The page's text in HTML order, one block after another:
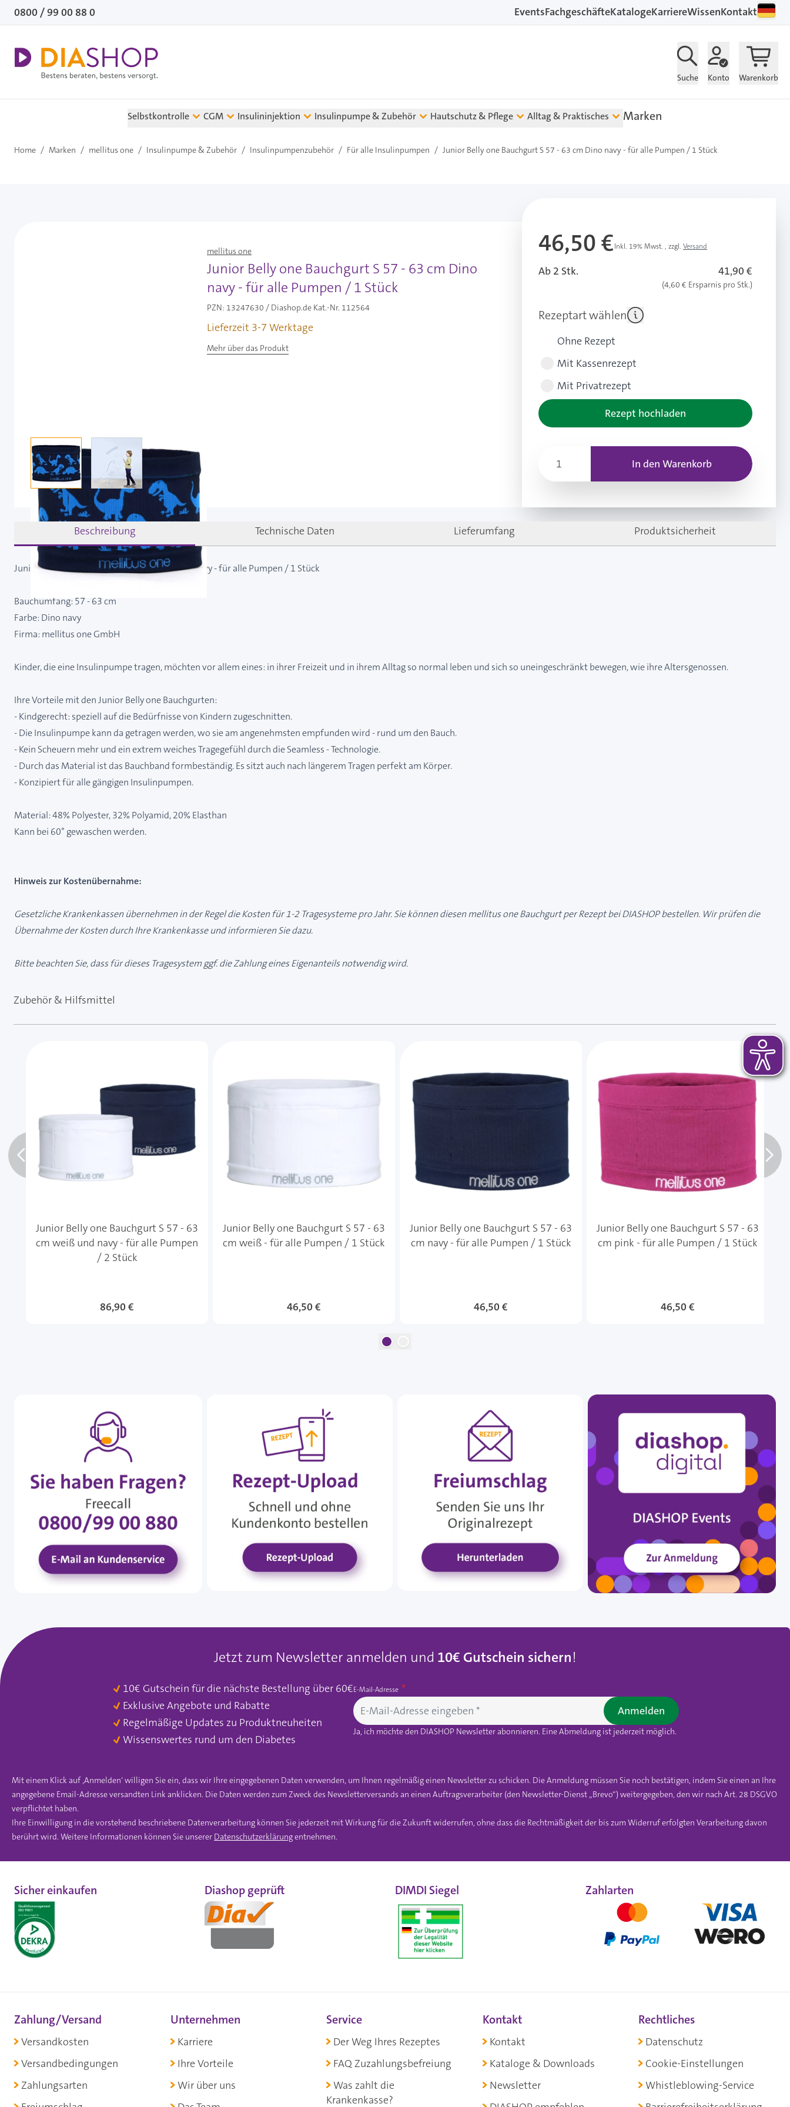
Direkt zum Inhalt
0800 / 99 00 88 0 EventsFachgeschäfteKatalogeKarriereWissenKontakt
Suche Konto Warenkorb
Selbstkontrolle CGM Insulininjektion Insulinpumpe & Zubehör Hautschutz & Pflege Alltag & Praktisches Marken
Home / Marken / mellitus one / Insulinpumpe & Zubehör / Insulinpumpenzubehör / Für alle Insulinpumpen / Junior Belly one Bauchgurt S 57 - 63 cm Dino navy - für alle Pumpen / 1 Stück
View larger imageView larger image
mellitus one
Junior Belly one Bauchgurt S 57 - 63 cm Dino
navy - für alle Pumpen / 1 Stück
PZN: 13247630 / Diashop.de Kat.-Nr. 112564
Lieferzeit 3-7 Werktage
Mehr über das Produkt
46,50 €Inkl. 19% Mwst. , zzgl. Versand
Ab 2 Stk. 41,90 €
(4,60 € Ersparnis pro Stk.)
Rezeptart wählen
Ohne Rezept
Mit Kassenrezept
Mit Privatrezept
Rezept hochladen
In den Warenkorb
Beschreibung Technische Daten Lieferumfang Produktsicherheit
Junior Belly one Bauchgurt S 57 - 63 cm Dino navy - für alle Pumpen / 1 Stück
Bauchumfang: 57 - 63 cm
Farbe: Dino navy
Firma: mellitus one GmbH
Kinder, die eine Insulinpumpe tragen, möchten vor allem eines: in ihrer Freizeit und in ihrem Alltag so normal leben und sich so uneingeschränkt bewegen, wie ihre Altersgenossen.
Ihre Vorteile mit den Junior Belly one Bauchgurten:
- Kindgerecht: speziell auf die Bedürfnisse von Kindern zugeschnitten.
- Die Insulinpumpe kann da getragen werden, wo sie am angenehmsten empfunden wird - rund um den Bauch.
- Kein Scheuern mehr und ein extrem weiches Tragegefühl durch die Seamless - Technologie.
- Durch das Material ist das Bauchband formbeständig. Es sitzt auch nach längerem Tragen perfekt am Körper.
- Konzipiert für alle gängigen Insulinpumpen.
Material: 48% Polyester, 32% Polyamid, 20% Elasthan
Kann bei 60° gewaschen werden.
Hinweis zur Kostenübernahme:
Gesetzliche Krankenkassen übernehmen in der Regel die Kosten für 1-2 Tragesysteme pro Jahr. Sie können diesen mellitus one Bauchgurt per Rezept bei DIASHOP bestellen. Wir prüfen die
Übernahme der Kosten durch Ihre Krankenkasse und informieren Sie dazu.
Bitte beachten Sie, dass für dieses Tragesystem ggf. die Zahlung eines Eigenanteils notwendig wird.
Zubehör & Hilfsmittel
Mit der Tabulatortaste können Sie durch die Elemente des Karussells navigieren. Mit den Skip-Links können Sie das Karussell überspringen oder direkt zur
Junior Belly one Bauchgurt S 57 - 63
cm weiß und navy - für alle Pumpen
/ 2 Stück
86,90 €
Junior Belly one Bauchgurt S 57 - 63
cm weiß - für alle Pumpen / 1 Stück
46,50 €
Junior Belly one Bauchgurt S 57 - 63
cm navy - für alle Pumpen / 1 Stück
46,50 €
Junior Belly one Bauchgurt S 57 - 63
cm pink - für alle Pumpen / 1 Stück
46,50 €
Jetzt zum Newsletter anmelden und 10€ Gutschein sichern!
10€ Gutschein für die nächste Bestellung über 60€
Exklusive Angebote und Rabatte
Regelmäßige Updates zu Produktneuheiten
Wissenswertes rund um den Diabetes
E-Mail-Adresse
Ja, ich möchte den DIASHOP Newsletter abonnieren. Eine Abmeldung ist jederzeit möglich.
Anmelden
Mit einem Klick auf ‚Anmelden‘ willigen Sie ein, dass wir Ihre eingegebenen Daten verwenden, um Ihnen regelmäßig einen Newsletter zu schicken. Die Anmeldung müssen Sie noch bestätigen, indem Sie einen an Ihre
angegebene Email-Adresse versandten Link anklicken. Die Daten werden zum Zweck des Newsletterversands an einen Auftragsverarbeiter (den Newsletter-Dienst „Brevo“) weitergegeben, den wir nach Art. 28 DSGVO
verpflichtet haben.
Ihre Einwilligung in die vorstehend beschriebene Datenverarbeitung können Sie jederzeit mit Wirkung für die Zukunft widerrufen, ohne dass die Rechtmäßigkeit der bis zum Widerruf erfolgten Verarbeitung davon
berührt wird. Weitere Informationen können Sie unserer Datenschutzerklärungentnehmen.
Sicher einkaufen Diashop geprüft DIMDI Siegel Zahlarten
Zahlung/Versand
Versandkosten
Versandbedingungen
Zahlungsarten
Unternehmen
Karriere
Ihre Vorteile
Wir über uns
Service
Der Weg Ihres Rezeptes
FAQ Zuzahlungsbefreiung
Was zahlt die
Krankenkasse?
Kontakt
Kontakt
Kataloge & Downloads
Newsletter
Rechtliches
Datenschutz
Cookie-Einstellungen
Whistleblowing-Service